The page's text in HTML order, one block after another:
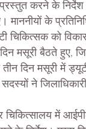
प्रस्तुत करने के
माननीयों के
चिकित्सक को
मसूरी बैठते हुए,
दिन मसूरी में
ने
चिकित्सालय में